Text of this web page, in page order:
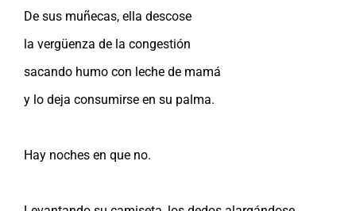
De sus muñecas, ella descose
la vergüenza de la congestión
sacando humo con leche de mamá
y lo deja consumirse en su palma.
Hay noches en que no.